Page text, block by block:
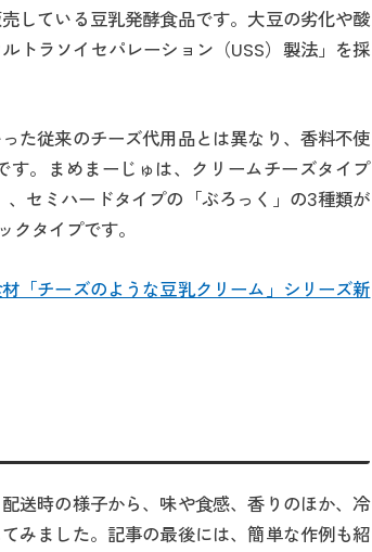
している豆乳発酵食品です。大豆の劣化や酸
トラソイセパレーション（USS）製法」を採
た従来のチーズ代用品とは異なり、香料不使
。まめまーじゅは、クリームチーズタイプ
セミハードタイプの「ぶろっく」の3種類が
タイプです。
「チーズのような豆乳クリーム」シリーズ新
送時の様子から、味や食感、香りのほか、冷
みました。記事の最後には、簡単な作例も紹